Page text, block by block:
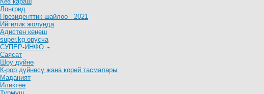
Лонгрид
Президенттик шайлоо - 2021
Ийгилик жолунда
Адистен кеңеш
super.kg орусча
СУПЕР-ИНФО
Саясат
Шоу дүйнө
К-рор дүйнөсү жана корей тасмалары
Маданият
Иликтөө